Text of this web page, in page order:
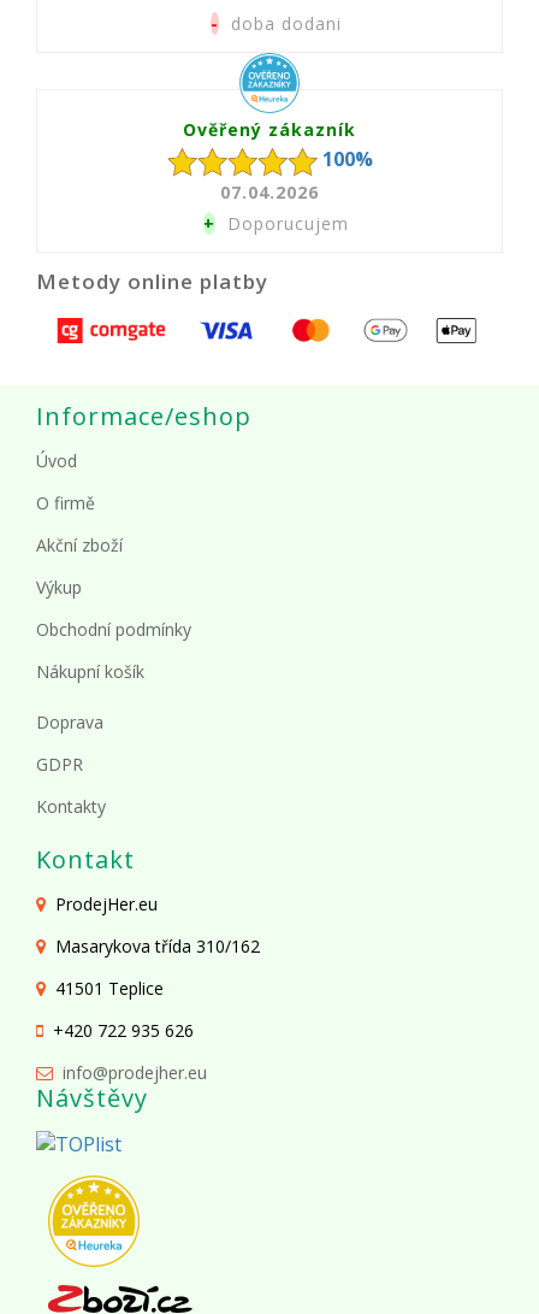
-doba dodani
Ověřený zákazník
100%
07.04.2026
+Doporucujem
Metody online platby
Informace/eshop
Úvod
O firmě
Akční zboží
Výkup
Obchodní podmínky
Nákupní košík
Doprava
GDPR
Kontakty
Kontakt
ProdejHer.eu
Masarykova třída 310/162
41501 Teplice
+420 722 935 626
info@prodejher.eu
Návštěvy